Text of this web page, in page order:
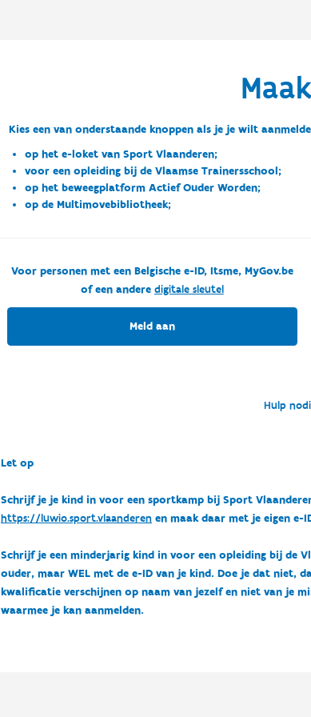
Kies een van onderstaande knoppen als je je wilt
op het e-loket van Sport Vlaanderen;
voor een opleiding bij de Vlaamse Trainersschool;
op het beweegplatform Actief Ouder Worden;
op de Multimovebibliotheek;
Voor personen met een Belgische e-ID, Itsme, MyGov.be
of een andere digitale sleutel
Meld aan
Hulp
Let op
Schrijf je je kind in voor een sportkamp bij Sport
https://luwio.sport.vlaanderenen maak daar met je eigen e-
Schrijf je een minderjarig kind in voor een opleiding bij de
ouder, maar WEL met de e-ID van je kind. Doe je dat niet,
kwalificatie verschijnen op naam van jezelf en niet van je
waarmee je kan aanmelden.